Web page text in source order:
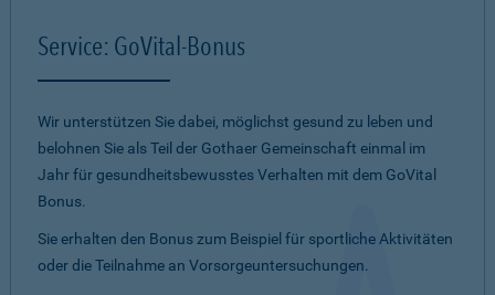
Service: GoVital-Bonus
Wir unterstützen Sie dabei, möglichst gesund zu leben und
belohnen Sie als Teil der Gothaer Gemeinschaft einmal im
Jahr für gesundheitsbewusstes Verhalten mit dem GoVital
Bonus.
Sie erhalten den Bonus zum Beispiel für sportliche Aktivitäten
oder die Teilnahme an Vorsorgeuntersuchungen.